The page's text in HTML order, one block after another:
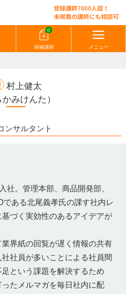
0
候補講師 メニュー
村上健太
かみけんた）
ンサルタント
社。管理本部、商品開発部、
ある北尾義孝氏の課す社内レ
づく実効性のあるアイデアが
界紙の回覧が遅く情報の共有
社員が多いことによる社員間
という課題を解決するため
ったメルマガを毎日社内に配